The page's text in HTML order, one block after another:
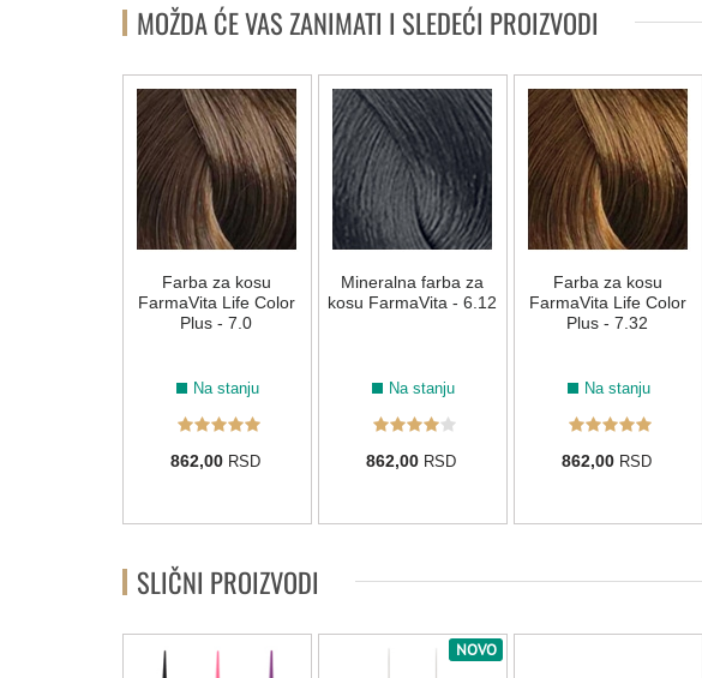
MOŽDA ĆE VAS ZANIMATI I SLEDEĆI PROIZVODI
Farba za kosu
FarmaVita Life Color
Plus - 7.0
Na stanju
862,00 RSD
Mineralna farba za
kosu FarmaVita - 6.12
Na stanju
862,00 RSD
Farba za kosu
FarmaVita Life Color
Plus - 7.32
Na stanju
862,00 RSD
SLIČNI PROIZVODI
NOVO